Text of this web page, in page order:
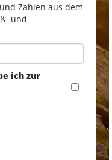
Zahlen aus dem
und
ich zur